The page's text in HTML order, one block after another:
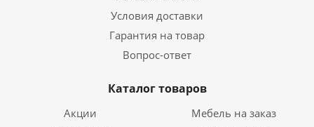
Условия доставки
Гарантия на товар
Вопрос-ответ
Каталог товаров
Акции
Мебель на заказ